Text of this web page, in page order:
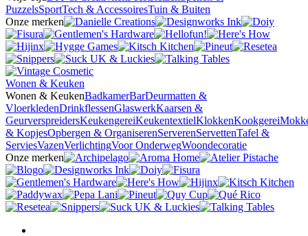
PuzzelsSportTech & AccessoiresTuin & Buiten
Onze merken
Wonen & Keuken
Wonen & KeukenBadkamerBarDeurmatten &
VloerkledenDrinkflessenGlaswerkKaarsen &
GeurverspreidersKeukengereiKeukentextielKlokkenKookgerei
& KopjesOpbergen & OrganiserenServerenServettenTafel &
ServiesVazenVerlichtingVoor OnderwegWoondecoratie
Onze merken